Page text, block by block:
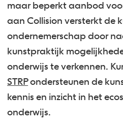
maar beperkt aanbod
aan Collision versterkt de
ondernemerschap door
kunstpraktijk
onderwijs te verkennen.
STRPondersteunen de
kennis en inzicht in het
onderwijs.